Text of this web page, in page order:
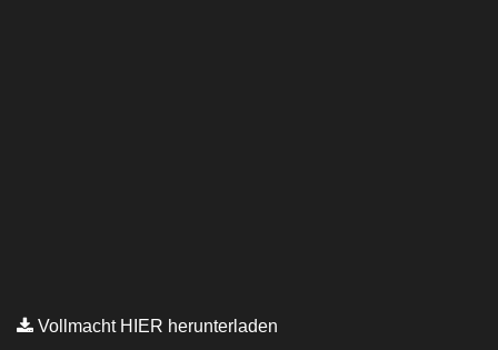
Vollmacht HIER herunterladen